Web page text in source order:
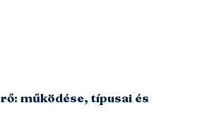
működése, típusai és